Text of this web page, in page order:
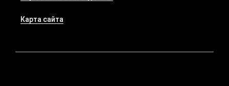
Карта сайта